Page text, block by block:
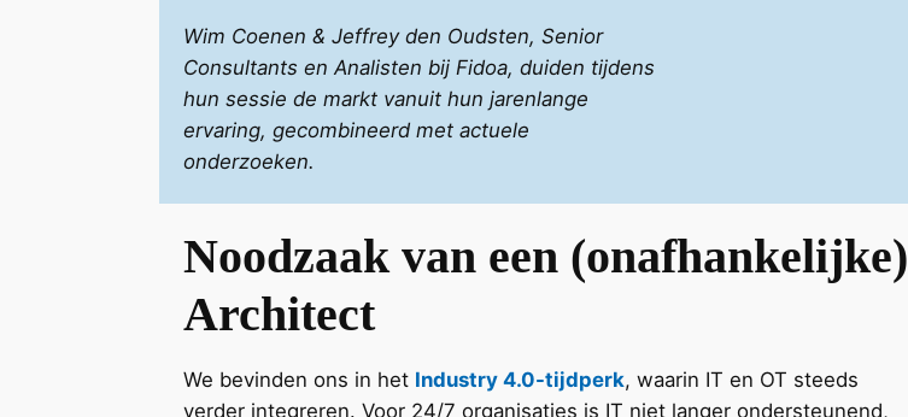
Wim Coenen & Jeffrey den Oudsten, Senior
Consultants en Analisten bij Fidoa, duiden tijdens
hun sessie de markt vanuit hun jarenlange
ervaring, gecombineerd met actuele
onderzoeken.
Noodzaak van een (onafhankelijke)
Architect
We bevinden ons in het Industry 4.0-tijdperk, waarin IT en OT steeds
verder integreren. Voor 24/7 organisaties is IT niet langer ondersteunend,